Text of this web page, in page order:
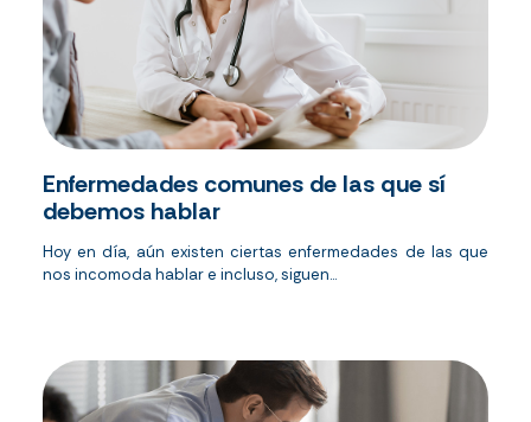
Enfermedades comunes de las que sí
debemos hablar
Hoy en día, aún existen ciertas enfermedades de las que
nos incomoda hablar e incluso, siguen...